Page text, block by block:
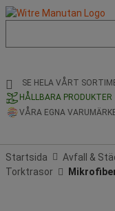
och
sökhistorik
SE HELA VÅRT
HÅLLBARA PRODUKTER
VÅRA EGNA
Startsida Avfall &
Torktrasor